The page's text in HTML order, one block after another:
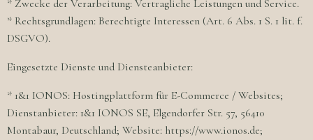
* Zwecke der Verarbeitung: Vertragliche Leistungen und Service.
* Rechtsgrundlagen: Berechtigte Interessen (Art. 6 Abs. 1 S. 1 lit. f.
DSGVO).
Eingesetzte Dienste und Diensteanbieter:
* 1&1 IONOS: Hostingplattform für E-Commerce / Websites;
Dienstanbieter: 1&1 IONOS SE, Elgendorfer Str. 57, 56410
Montabaur, Deutschland; Website: https://www.ionos.de;